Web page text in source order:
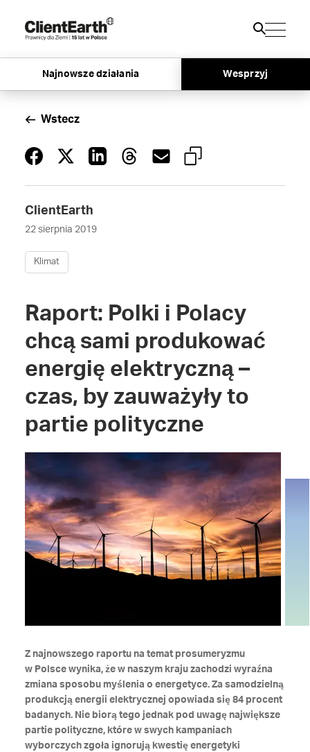
Najnowsze działania Wesprzyj
ClientEarth
22 sierpnia 2019
Klimat
Wstecz
Raport: Polki i Polacy
chcą sami produkować
energię elektryczną –
czas, by zauważyły to
partie polityczne
Z najnowszego raportu na temat prosumeryzmu
w Polsce wynika, że w naszym kraju zachodzi wyraźna
zmiana sposobu myślenia o energetyce. Za samodzielną
produkcją energii elektrycznej opowiada się 84 procent
badanych. Nie biorą tego jednak pod uwagę największe
partie polityczne, które w swych kampaniach
wyborczych zgoła ignorują kwestię energetyki